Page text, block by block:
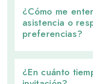
¿Cómo me
asistencia o
preferencias?
¿En cuánto